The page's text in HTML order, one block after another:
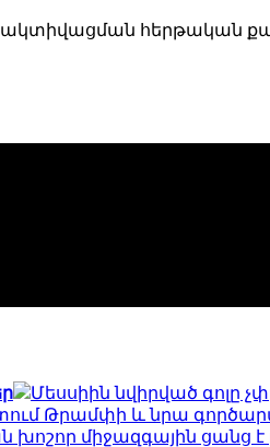
հերթական
Մեսսիին նվիրված գոլը
Թրամփի և նրա
միջազգային ցանց է